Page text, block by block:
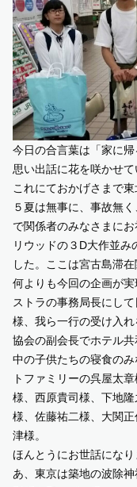
今日の合言葉は「家に
思い出話に花を咲かせて
これにておかげさまで
５夏は無事に、事故無
で関係者のみなさまに
リウッドの３D大作並み
した。ここは宮古島滞在
何よりも今回の企画が
ストラの事務局長にし
様、我ら一行の受け入
協会の副会長でホテル
中の子供たちの寝食の
トファミリーの呉屋太
様、西原貴司様、下地
様、佐藤祐二様、大関
津様。
ほんとうにお世話になり
あ、東京は築地の波除